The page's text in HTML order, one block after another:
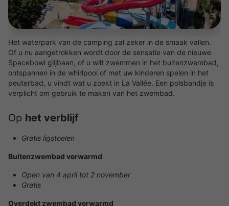
Het waterpark van de camping zal zeker in de smaak vallen.
Of u nu aangetrokken wordt door de sensatie van de nieuwe
Spacebowl glijbaan, of u wilt zwemmen in het buitenzwembad,
ontspannen in de whirlpool of met uw kinderen spelen in het
peuterbad, u vindt wat u zoekt in La Vallée. Een polsbandje is
verplicht om gebruik te maken van het zwembad.
Op het verblijf
Gratis ligstoelen
Buitenzwembad verwarmd
Open van 4 april tot 2 november
Gratis
Overdekt zwembad verwarmd